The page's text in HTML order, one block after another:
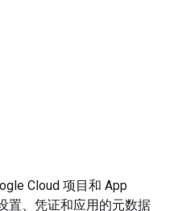
Cloud 项目和 App
置、凭证和应用的元数据